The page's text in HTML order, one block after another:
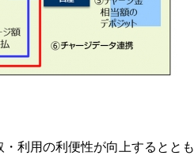
利用の利便性が向上するととも